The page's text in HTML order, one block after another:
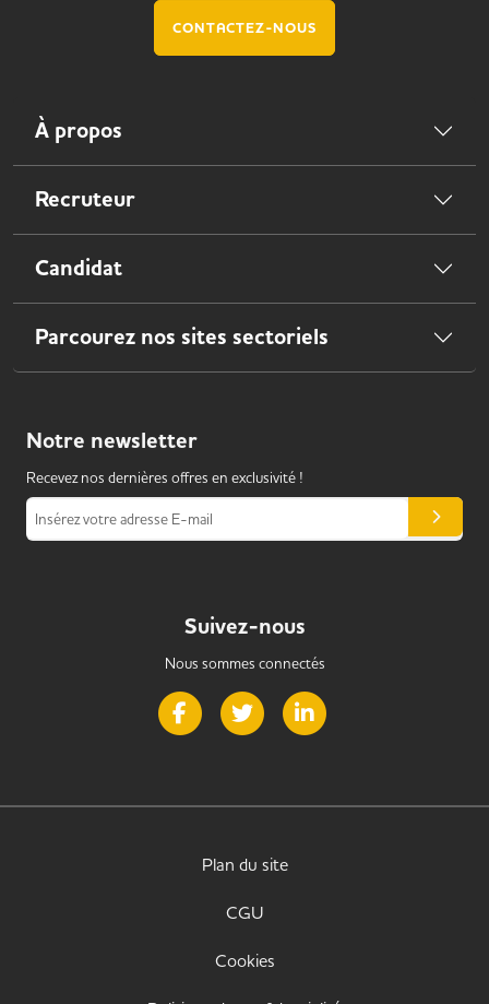
CONTACTEZ-NOUS
À propos
Recruteur
Candidat
Parcourez nos sites sectoriels
Notre newsletter
Recevez nos dernières offres en exclusivité !
Insérez votre adresse E-mail
Suivez-nous
Nous sommes connectés
Page Facebook de Handi Alternance
Page Twitter de Handi Alternance
Plan du site
CGU
Cookies